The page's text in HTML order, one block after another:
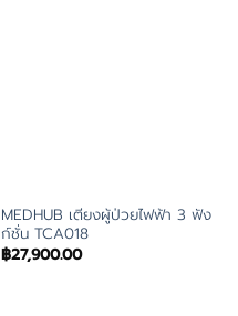
MEDHUB เตียงผู้ป่วยไฟฟ้า 3 ฟัง
ก์ชั่น TCA018
฿27,900.00